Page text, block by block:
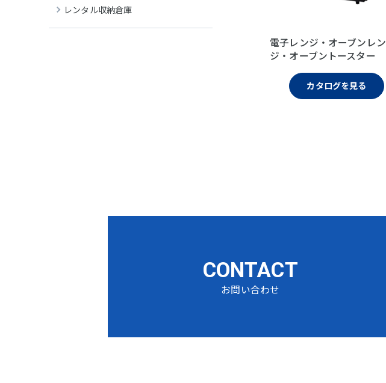
レンタル収納倉庫
電子レンジ・オーブンレン
ジ・オーブントースター
カタログを見る
CONTACT
お問い合わせ